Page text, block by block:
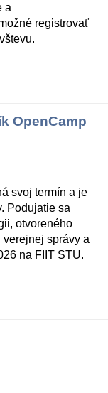
a
registrovať
OpenCamp
svoj termín a je
Podujatie sa
otvoreného
verejnej správy a
na FIIT STU.